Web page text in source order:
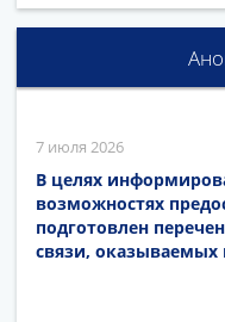
7 июля 2026
В целях
возможностях
подготовлен
связи, оказываемых